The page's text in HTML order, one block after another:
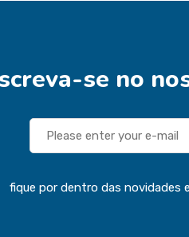
se no
fique por dentro das novidades